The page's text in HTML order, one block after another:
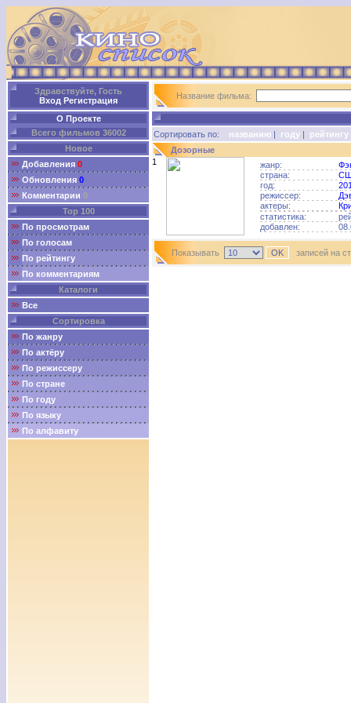
Здравствуйте, Гость
Вход Регистрация
О Проекте
Всего фильмов 36002
Новое
Добавления 0
Обновления 0
Комментарии 0
Top 100
По просмотрам
По голосам
По рейтингу
По комментариям
Каталоги
Все
Сортировка
По жанру
По актёру
По режиссеру
По стране
По году
По языку
По алфавиту
Название фильма:
Сортировать по: названию | году | рейтингу
Дозорные
1
жанр:
страна:
год:
режиссер:
актеры:
статистика:
добавлен:
Показывать записей на